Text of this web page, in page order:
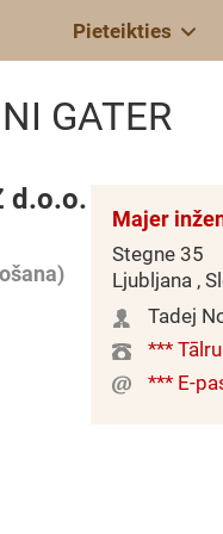
Pieteikties
GATER
d.o.o.
Majer
Stegne 35
Ljubljana ,
Tadej
***
*** E-